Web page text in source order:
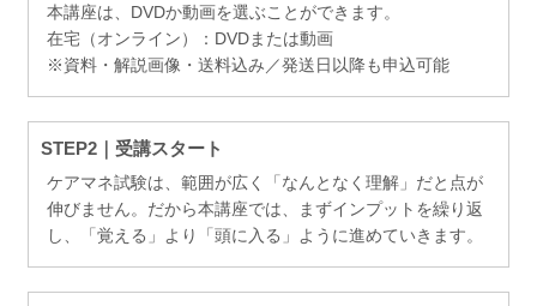
本講座は、DVDか動画を選ぶことができます。
在宅（オンライン）：DVDまたは動画
※資料・解説画像・送料込み／発送日以降も申込可能
STEP2｜受講スタート
ケアマネ試験は、範囲が広く「なんとなく理解」だと点が
伸びません。だから本講座では、まずインプットを繰り返
し、「覚える」より「頭に入る」ように進めていきます。